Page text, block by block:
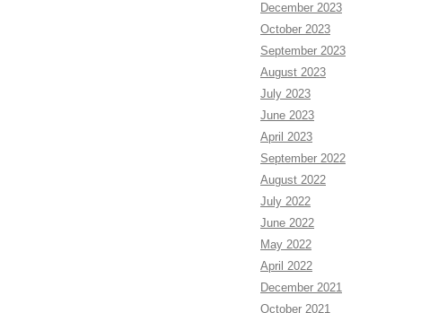
December 2023
October 2023
September 2023
August 2023
July 2023
June 2023
April 2023
September 2022
August 2022
July 2022
June 2022
May 2022
April 2022
December 2021
October 2021